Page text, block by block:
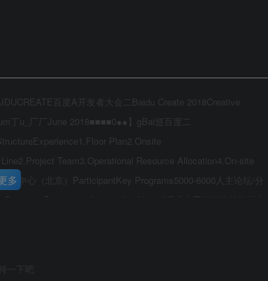
百度A开发者大会二Baidu Create 2018Creative
丁u_厂厂June 2018■■■■0●●】gBai巡百度二
Plan2.Onsite
Team3.Operational Resource Allocation4.On-site
议中心（北京）ParticipantKey Programs5000-6000人主论坛/分
17.5 Day 20900公10:00Key Note对话式人工智能论坛智能小
多
一下吧